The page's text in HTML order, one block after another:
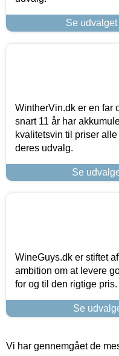
Se
WintherVin.dk er en far
snart 11 år har
kvalitetsvin til priser
deres udvalg.
Se
WineGuys.dk er stiftet
ambition om at levere
for og til den rigtige
Se
Vi har gennemgået de